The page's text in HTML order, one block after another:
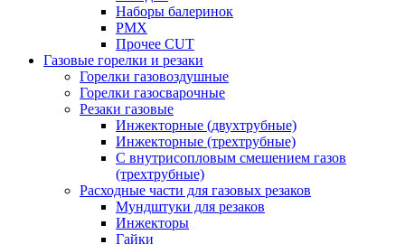
Наборы балеринок
PMX
Прочее CUT
Газовые горелки и резаки
Горелки газовоздушные
Горелки газосварочные
Резаки газовые
Инжекторные (двухтрубные)
Инжекторные (трехтрубные)
С внутрисопловым смешением газов
(трехтрубные)
Расходные части для газовых резаков
Мундштуки для резаков
Инжекторы
Гайки